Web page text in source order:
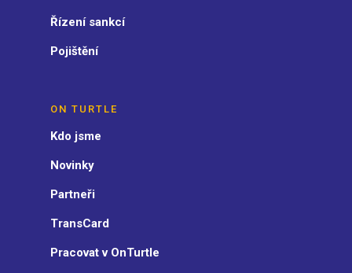
Řízení sankcí
Pojištění
ON TURTLE
Kdo jsme
Novinky
Partneři
TransCard
Pracovat v OnTurtle